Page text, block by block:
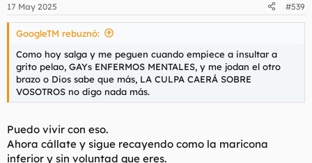
e
s
17 May 2025 #539
GoogleTM rebuznó:
Como hoy salga y me peguen cuando empiece a insultar a
grito pelao, GAYs ENFERMOS MENTALES, y me jodan el otro
brazo o Dios sabe que más, LA CULPA CAERÁ SOBRE
VOSOTROS no digo nada más.
Puedo vivir con eso.
Ahora cállate y sigue recayendo como la maricona
inferior y sin voluntad que eres.